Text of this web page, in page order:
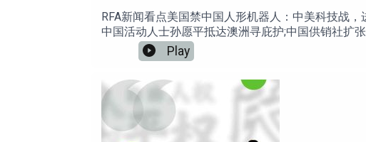
RFA新闻看点美国禁中国人形机器人：中美科技战
中国活动人士孙愿平抵达澳洲寻庇护;中国供销社扩
Play